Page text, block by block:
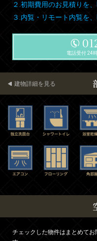
２.初期費用のお見積りを
３.内覧・リモート内覧を
電話受付 24
建物詳細を見る
チェックした物件はまとめて